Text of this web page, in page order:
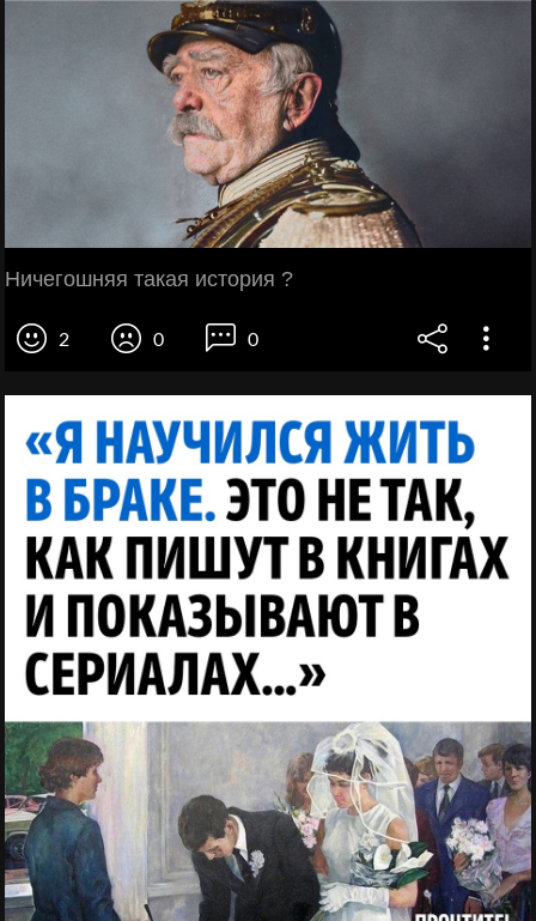
Ничегошняя такая история ?
2 0 0